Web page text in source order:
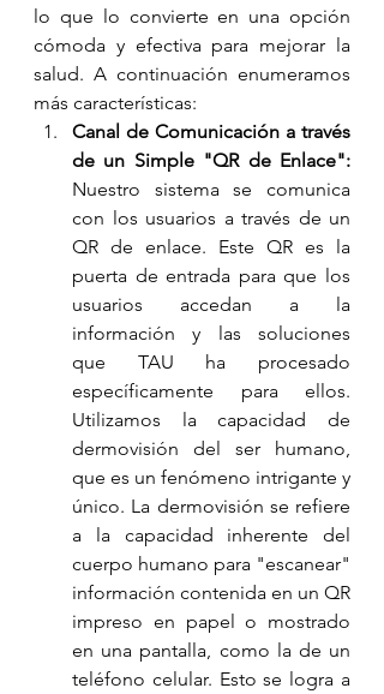
lo que lo convierte en una opción
cómoda y efectiva para mejorar la
salud. A continuación enumeramos
más características:
Canal de Comunicación a través
de un Simple "QR de Enlace":
Nuestro sistema se comunica
con los usuarios a través de un
QR de enlace. Este QR es la
puerta de entrada para que los
usuarios accedan a la
información y las soluciones
que TAU ha procesado
específicamente para ellos.
Utilizamos la capacidad de
dermovisión del ser humano,
que es un fenómeno intrigante y
único. La dermovisión se refiere
a la capacidad inherente del
cuerpo humano para "escanear"
información contenida en un QR
impreso en papel o mostrado
en una pantalla, como la de un
teléfono celular. Esto se logra a